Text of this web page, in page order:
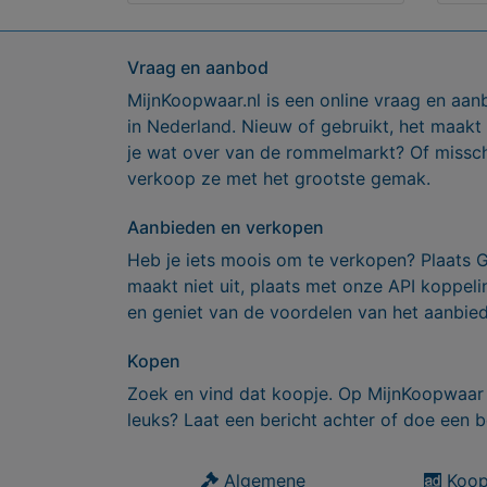
Vraag en aanbod
MijnKoopwaar.nl is een online vraag en
in Nederland. Nieuw of gebruikt, het
je wat over van de rommelmarkt? Of
verkoop ze met het grootste gemak.
Aanbieden en verkopen
Heb je iets moois om te verkopen? Plaats
maakt niet uit, plaats met onze API
en geniet van de voordelen van het
Kopen
Zoek en vind dat koopje. Op
leuks? Laat een bericht achter of doe een
Algemene